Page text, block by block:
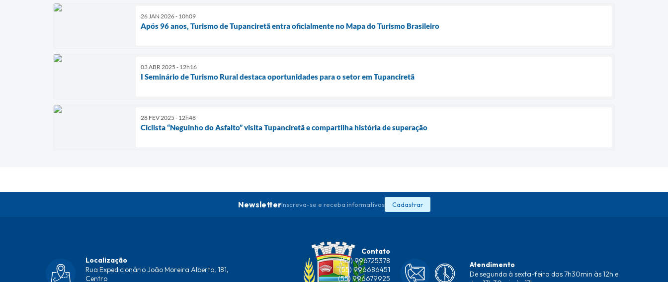
26 JAN 2026 - 10h09
Após 96 anos, Turismo de Tupanciretã entra oficialmente no Mapa do Turismo Brasileiro
03 ABR 2025 - 12h16
I Seminário de Turismo Rural destaca oportunidades para o setor em Tupanciretã
28 FEV 2025 - 12h48
Ciclista “Neguinho do Asfalto” visita Tupanciretã e compartilha história de superação
NewsletterInscreva-se e receba informativos Cadastrar
Localização
Rua Expedicionário João Moreira Alberto, 181,
Centro
Contato
(55) 996725378
(55) 996686451
(55) 996679925
Atendimento
De segunda à sexta-feira das 7h30min às 12h e